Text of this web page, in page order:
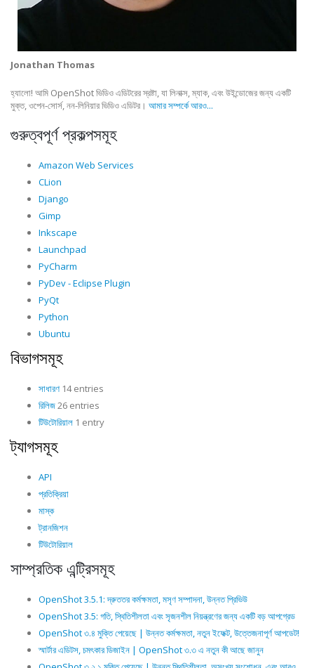
Jonathan Thomas
হ্যালো! আমি OpenShot ভিডিও এডিটরের স্রষ্টা, যা লিনাক্স, ম্যাক, এবং উইন্ডোজের জন্য একটি
মুক্ত, ওপেন-সোর্স, নন-লিনিয়ার ভিডিও এডিটর। আমার সম্পর্কে আরও...
গুরুত্বপূর্ণ প্রকল্পসমূহ
Amazon Web Services
CLion
Django
Gimp
Inkscape
Launchpad
PyCharm
PyDev - Eclipse Plugin
PyQt
Python
Ubuntu
বিভাগসমূহ
সাধারণ 14 entries
রিলিজ26 entries
টিউটোরিয়াল 1 entry
ট্যাগসমূহ
API
প্রতিক্রিয়া
মাস্ক
ট্রানজিশন
টিউটোরিয়াল
সাম্প্রতিক এন্ট্রিসমূহ
OpenShot 3.5.1: দ্রুততর কর্মক্ষমতা, মসৃণ সম্পাদনা, উন্নত প্রিভিউ
OpenShot 3.5: গতি, স্থিতিশীলতা এবং সৃজনশীল নিয়ন্ত্রণের জন্য একটি বড় আপগ্রেড
OpenShot ৩.৪ মুক্তি পেয়েছে | উন্নত কর্মক্ষমতা, নতুন ইফেক্ট, উত্তেজনাপূর্ণ আপডেট!
স্মার্টার এডিটস, চমৎকার ডিজাইন | OpenShot ৩.৩ এ নতুন কী আছে জানুন